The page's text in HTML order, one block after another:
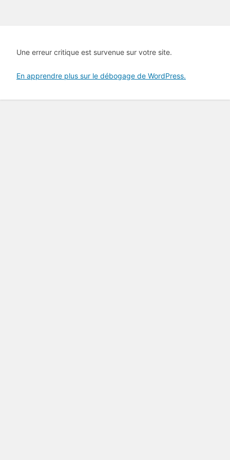
Une erreur critique est survenue sur votre site.
En apprendre plus sur le débogage de WordPress.